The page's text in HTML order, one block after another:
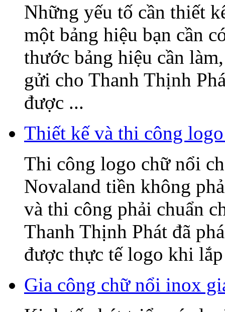
Những yếu tố cần thiết
một bảng hiệu bạn cần
thước bảng hiệu cần
gửi cho Thanh Thịnh
được ...
Thiết kế và thi công
Thi công logo chữ nổi
Novaland tiền không
và thi công phải chuẩn
Thanh Thịnh Phát đã
được thực tế logo khi
Gia công chữ nổi inox